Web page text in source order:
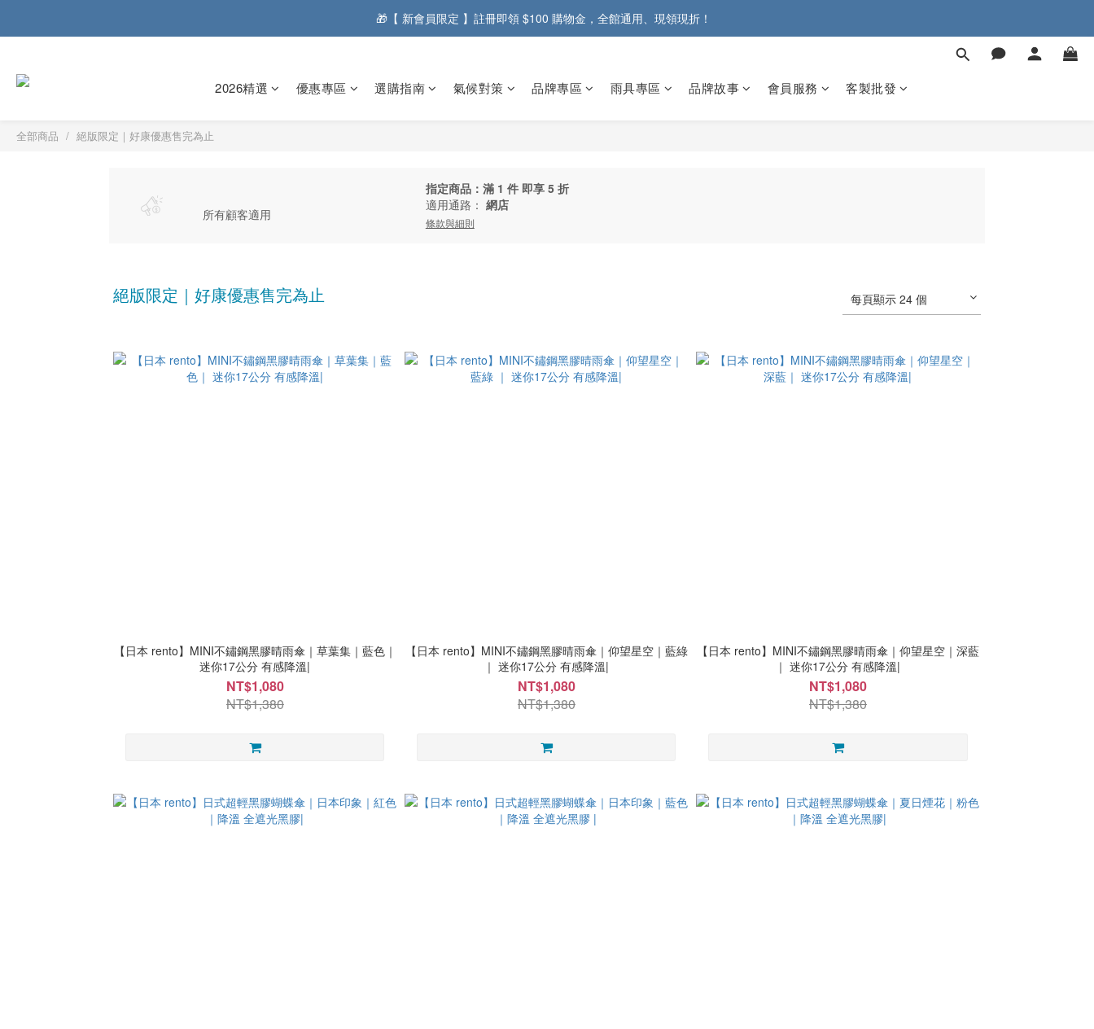
🎁【 新會員限定 】註冊即領 $100 購物金，全館通用、現領現折！
2026精選 優惠專區 選購指南 氣候對策 品牌專區 雨具專區 品牌故事 會員服務 客製批發
全部商品 絕版限定｜好康優惠售完為止
所有顧客適用
指定商品：滿 1 件 即享 5 折
適用通路： 網店
條款與細則
絕版限定｜好康優惠售完為止 每頁顯示 24 個
【日本 rento】MINI不鏽鋼黑膠晴雨傘｜草葉集｜藍色｜
迷你17公分 有感降溫|
NT$1,080
NT$1,380
【日本 rento】MINI不鏽鋼黑膠晴雨傘｜仰望星空｜藍綠
｜ 迷你17公分 有感降溫|
NT$1,080
NT$1,380
【日本 rento】MINI不鏽鋼黑膠晴雨傘｜仰望星空｜深藍
｜ 迷你17公分 有感降溫|
NT$1,080
NT$1,380